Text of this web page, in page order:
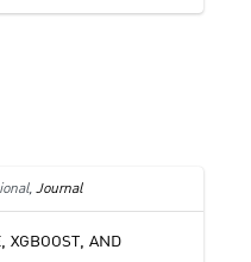
Journal
XGBOOST, AND